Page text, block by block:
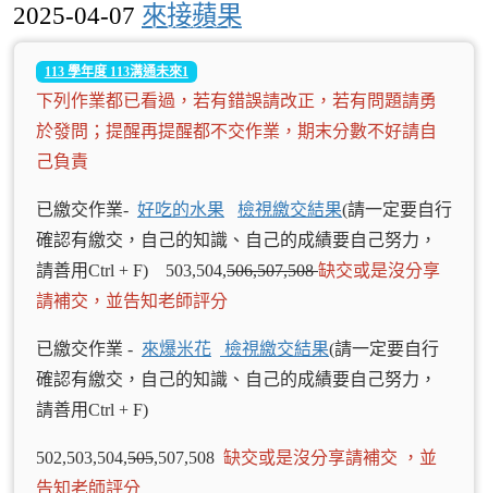
2025-04-07 來接蘋果
113 學年度 113溝通未來1
下列作業都已看過，若有錯誤請改正，若有問題請勇
於發問；提醒再提醒都不交作業，期末分數不好請自
己負責
已繳交作業- 好吃的水果 檢視繳交結果(請一定要自行
確認有繳交，自己的知識、自己的成績要自己努力，
請善用Ctrl + F) 503,504,506,507,508缺交或是沒分享
請補交，並告知老師評分
已繳交作業 - 來爆米花 檢視繳交結果(請一定要自行
確認有繳交，自己的知識、自己的成績要自己努力，
請善用Ctrl + F)
502,503,504,505,507,508 缺交或是沒分享請補交
，並
告知老師評分